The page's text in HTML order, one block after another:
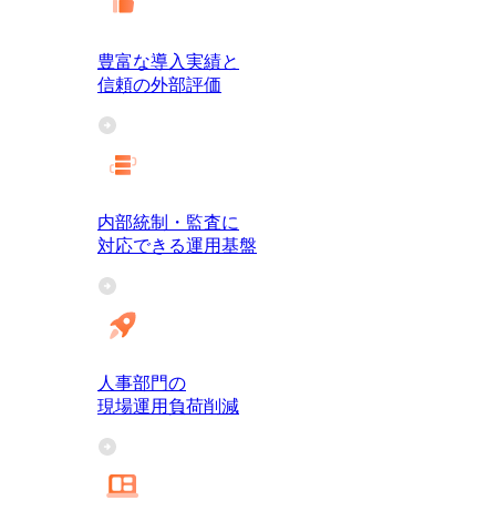
豊富な導入実績と
信頼の外部評価
内部統制・監査に
対応できる運用基盤
人事部門の
現場運用負荷削減